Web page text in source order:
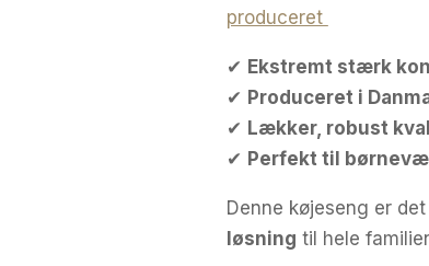
produceret
✔ Ekstremt stærk
✔ Produceret i
✔ Lækker, robust
✔ Perfekt til
Denne køjeseng er
løsning til hele